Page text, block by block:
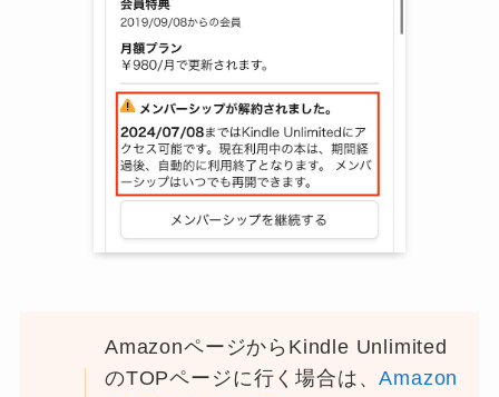
AmazonページからKindle Unlimited
のTOPページに行く場合は、Amazon